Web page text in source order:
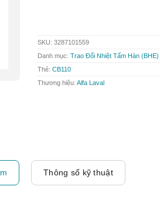
SKU: 3287101559
Danh mục: Trao Đổi Nhiệt Tấm Hàn (BHE)
Thẻ: CB110
Thương hiệu: Alfa Laval
Thông số kỹ thuật